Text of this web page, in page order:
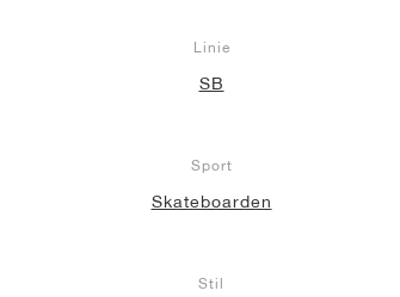
Linie
SB
Sport
Skateboarden
Stil